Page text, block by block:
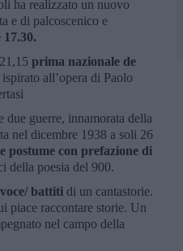
ha realizzato un nuovo
e di palcoscenico e
prima nazionale de
all’opera di Paolo
due guerre, innamorata della
nel dicembre 1938 a soli 26
postume con prefazione di
della poesia del 900.
battiti di un cantastorie.
piace raccontare storie. Un
nel campo della